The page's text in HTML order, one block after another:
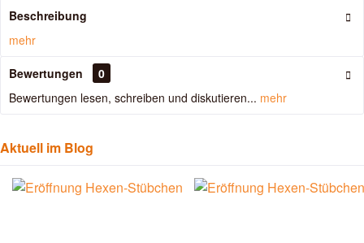
Beschreibung
mehr
Bewertungen
0
Bewertungen lesen, schreiben und diskutieren... mehr
Aktuell im Blog